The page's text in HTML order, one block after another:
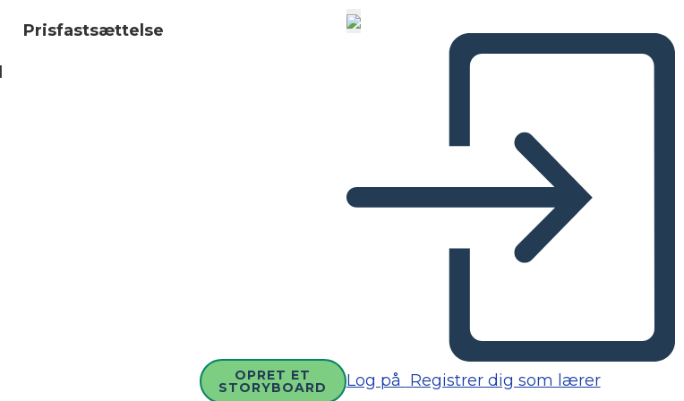
Prisfastsættelse
OPRET ET
STORYBOARD Log på Registrer dig som lærer